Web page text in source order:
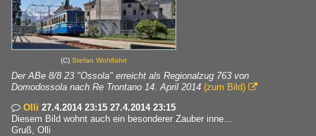
(C) Stefan Wohlfahrt
Der ABe 8/8 23 "Ossola" erreicht als Regionalzug 763 von
Domodossola nach Re Trontano 14. April 2014 (zum Bild) 
 Olli 27.4.2014 23:15 27.4.2014 23:15
Diesem Bild wohnt auch ein besonderer Zauber inne...
Gruß, Olli